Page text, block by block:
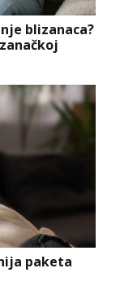
blizanaca?
paketa